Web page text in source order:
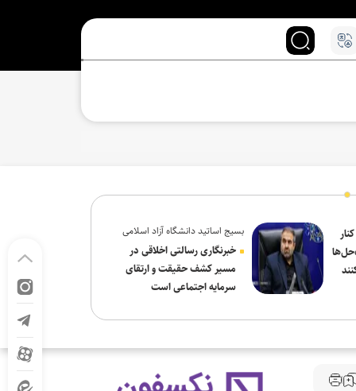
بسیج اساتید دانشگاه آزاد اسلامی
در پیام روز خبرنگار:
خبرنگاری رسالتی اخلاقی در
مسیر کشف حقیقت و ارتقای
سرمایه اجتماعی است